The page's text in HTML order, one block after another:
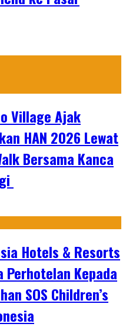
Village Ajak
HAN 2026 Lewat
Bersama Kanca
Hotels & Resorts
Perhotelan Kepada
SOS Children’s